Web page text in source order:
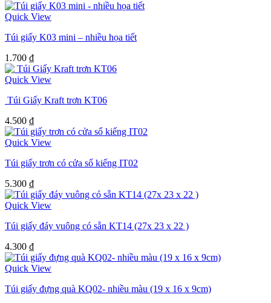
Quick View
Túi giấy K03 mini – nhiều họa tiết
1.700 ₫
Quick View
Túi Giấy Kraft trơn KT06
4.500 ₫
Quick View
Túi giấy trơn có cửa sổ kiếng IT02
5.300 ₫
Quick View
Túi giấy đáy vuông có sẵn KT14 (27x 23 x 22 )
4.300 ₫
Quick View
Túi giấy đựng quà KQ02- nhiều màu (19 x 16 x 9cm)